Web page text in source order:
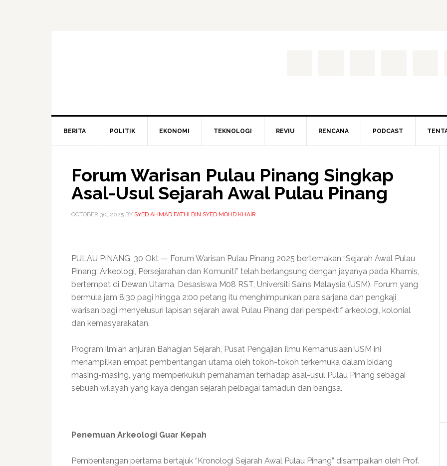
BERITA POLITIK EKONOMI TEKNOLOGI REVIU RENCANA PODCAST
Forum Warisan Pulau Pinang Singkap
Asal-Usul Sejarah Awal Pulau Pinang
OCTOBER 30, 2025 BY SYED AHMAD FATHI BIN SYED MOHD KHAIR
PULAU PINANG, 30 Okt — Forum Warisan Pulau Pinang 2025 bertemakan “Sejarah Awal Pulau
Pinang: Arkeologi, Persejarahan dan Komuniti” telah berlangsung dengan jayanya pada Khamis,
bertempat di Dewan Utama, Desasiswa M08 RST, Universiti Sains Malaysia (USM). Forum yang
bermula jam 8:30 pagi hingga 2:00 petang itu menghimpunkan para sarjana dan pengkaji
warisan bagi menyelusuri lapisan sejarah awal Pulau Pinang dari perspektif arkeologi, kolonial
dan kemasyarakatan.
Program ilmiah anjuran Bahagian Sejarah, Pusat Pengajian Ilmu Kemanusiaan USM ini
menampilkan empat pembentangan utama oleh tokoh-tokoh terkemuka dalam bidang
masing-masing, yang memperkukuh pemahaman terhadap asal-usul Pulau Pinang sebagai
sebuah wilayah yang kaya dengan sejarah pelbagai tamadun dan bangsa.
Penemuan Arkeologi Guar Kepah
Pembentangan pertama bertajuk “Kronologi Sejarah Awal Pulau Pinang” disampaikan oleh Prof.